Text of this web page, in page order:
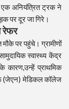
एक अनियंत्रित ट्रक ने
पर दूर जा गिरे।
रेफर
पर पहुंचे। ग्रामीणों
स्वास्थ्य केंद्र
कारण,उन्हें प्राथमिक
(जेएन) मेडिकल कॉलेज